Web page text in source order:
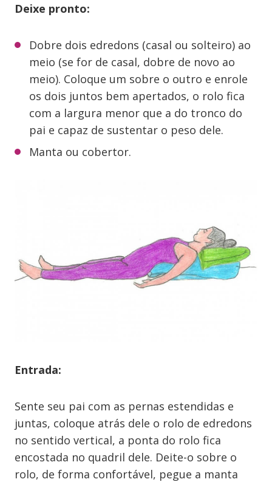
Deixe pronto:
Dobre dois edredons (casal ou solteiro) ao
meio (se for de casal, dobre de novo ao
meio). Coloque um sobre o outro e enrole
os dois juntos bem apertados, o rolo fica
com a largura menor que a do tronco do
pai e capaz de sustentar o peso dele.
Manta ou cobertor.
Entrada:
Sente seu pai com as pernas estendidas e
juntas, coloque atrás dele o rolo de edredons
no sentido vertical, a ponta do rolo fica
encostada no quadril dele. Deite-o sobre o
rolo, de forma confortável, pegue a manta